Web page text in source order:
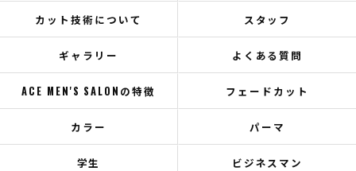
カット技術について スタッフ
ギャラリー よくある質問
ACE MEN'S SALONの特徴 フェードカット
カラー パーマ
学生 ビジネスマン